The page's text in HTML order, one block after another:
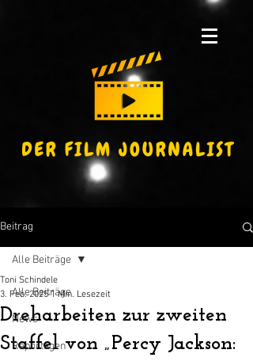
Beitrag
Alle Beiträge
News
Reportagen
Alle Beiträge
Dreharbeiten zur zweiten
Staffel von „Percy Jackson:
Toni Schindele
3. Feb. 2025 1 Min. Lesezeit